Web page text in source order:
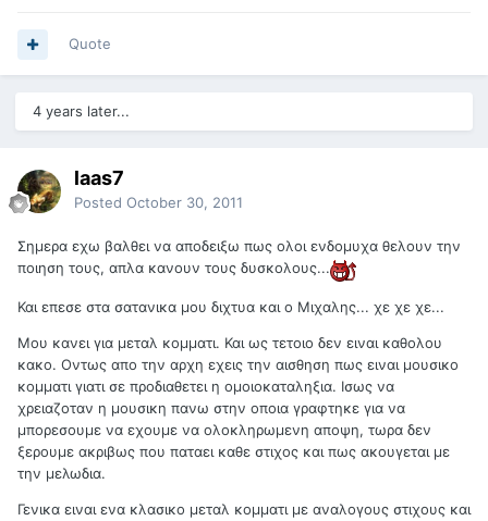
Quote
4 years later...
laas7
Posted October 30, 2011
Σημερα εχω βαλθει να αποδειξω πως ολοι ενδομυχα θελουν την
ποιηση τους, απλα κανουν τους δυσκολους...
Και επεσε στα σατανικα μου διχτυα και ο Μιχαλης... χε χε χε...
Μου κανει για μεταλ κομματι. Και ως τετοιο δεν ειναι καθολου
κακο. Οντως απο την αρχη εχεις την αισθηση πως ειναι μουσικο
κομματι γιατι σε προδιαθετει η ομοιοκαταληξια. Ισως να
χρειαζοταν η μουσικη πανω στην οποια γραφτηκε για να
μπορεσουμε να εχουμε να ολοκληρωμενη αποψη, τωρα δεν
ξερουμε ακριβως που παταει καθε στιχος και πως ακουγεται με
την μελωδια.
Γενικα ειναι ενα κλασικο μεταλ κομματι με αναλογους στιχους και